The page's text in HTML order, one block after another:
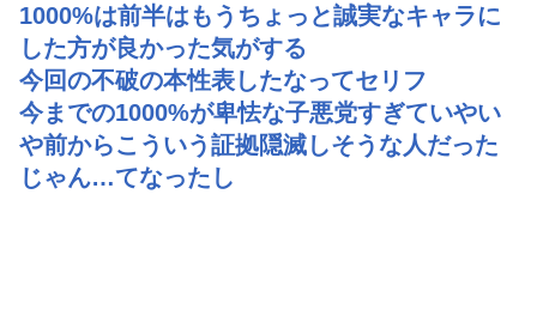
1000%は前半はもうちょっと誠実なキャラに
した方が良かった気がする
今回の不破の本性表したなってセリフ
今までの1000%が卑怯な子悪党すぎていやい
や前からこういう証拠隠滅しそうな人だった
じゃん…てなったし